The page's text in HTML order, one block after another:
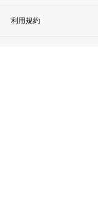
利用規約